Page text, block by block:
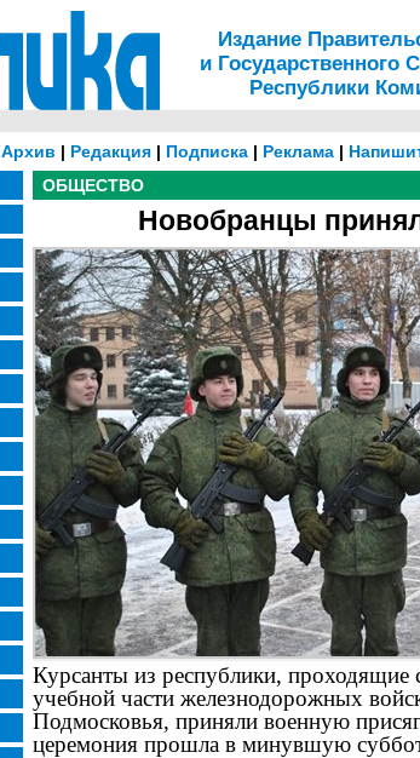
Издание
и Государственного
Республики
Архив | Редакция| Подписка| Реклама|
ОБЩЕСТВО
Новобранцы
Курсанты из республики, проходящие
учебной части железнодорожных
Подмосковья, приняли военную
церемония прошла в минувшую